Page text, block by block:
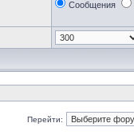
Сообщения
Перейти: